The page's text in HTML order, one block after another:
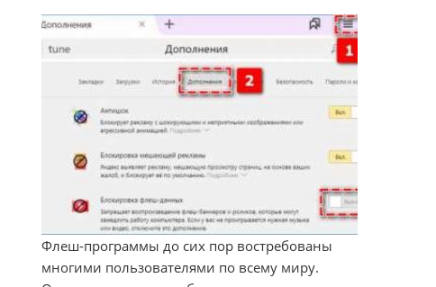
Флеш-программы до сих пор востребованы
многими пользователями по всему миру.